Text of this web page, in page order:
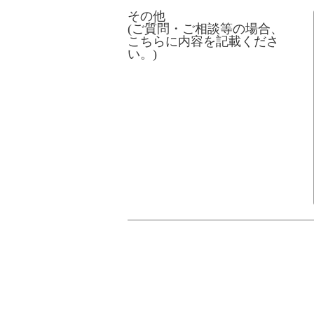
その他
(ご質問・ご相談等の場合、
こちらに内容を記載くださ
い。)